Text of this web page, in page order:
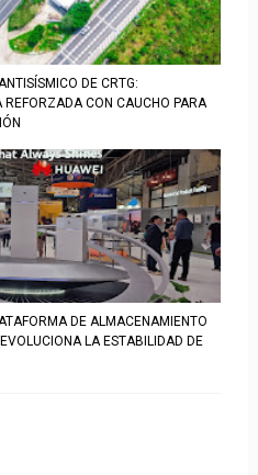
DE CRTG:
CON CAUCHO PARA
DE ALMACENAMIENTO
LA ESTABILIDAD DE